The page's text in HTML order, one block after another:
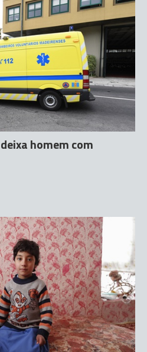
homem com